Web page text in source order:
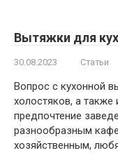
Вытяжки для
30.08.2023 Статьи
Вопрос с кухонной
холостяков, а
предпочтение
разнообразным
хозяйственным,